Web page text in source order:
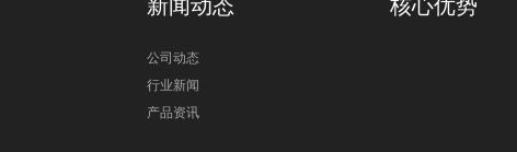
新闻动态
公司动态
行业新闻
产品资讯
核心优势